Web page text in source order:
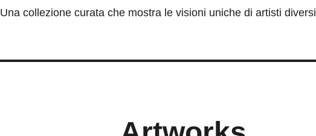
Una collezione curata che mostra le visioni uniche di artisti diversi